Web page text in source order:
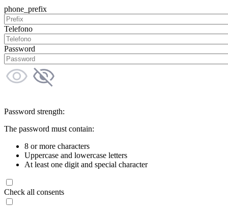
phone_prefix
Telefono
Password
Password strength:
The password must contain:
8 or more characters
Uppercase and lowercase letters
At least one digit and special character
Check all consents